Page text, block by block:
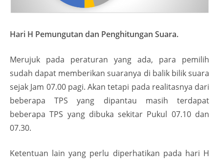
Hari H Pemungutan dan Penghitungan Suara.
Merujuk pada peraturan yang ada, para pemilih
sudah dapat memberikan suaranya di balik bilik suara
sejak Jam 07.00 pagi. Akan tetapi pada realitasnya dari
beberapa TPS yang dipantau masih terdapat
beberapa TPS yang dibuka sekitar Pukul 07.10 dan
07.30.
Ketentuan lain yang perlu diperhatikan pada hari H